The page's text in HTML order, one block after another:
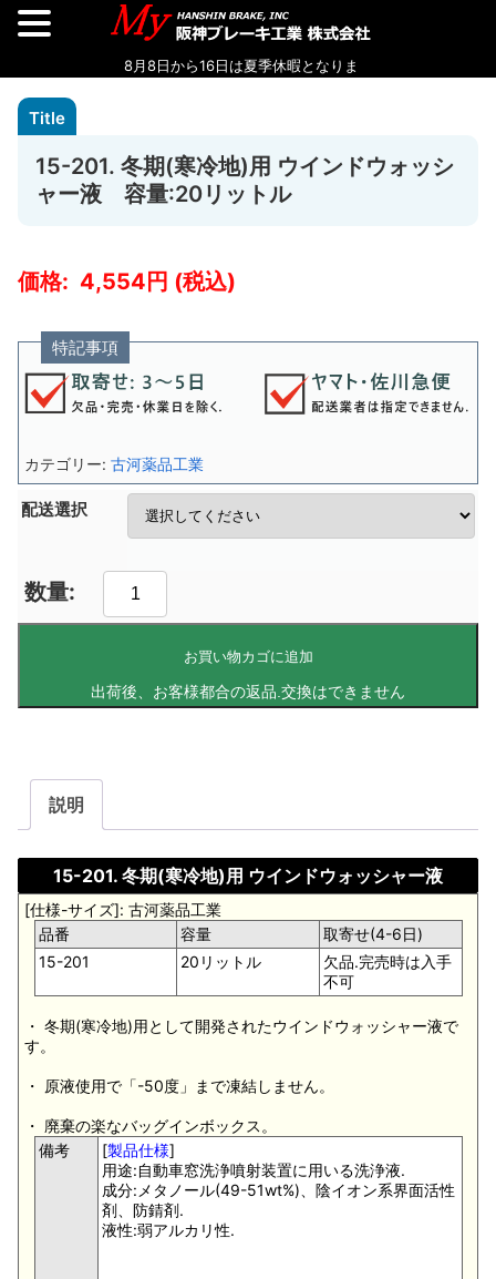
15-201. 冬期(寒冷地)用 ウインドウォッシ
ャー液 容量:20リットル
4,554
特記事項
配送選択
お買い物カゴに追加
カテゴリー: 古河薬品工業
説明
15-201. 冬期(寒冷地)用 ウインドウォッシャー液
[仕様-サイズ]: 古河薬品工業
品番
容量
取寄せ(4-6日)
15-201
20リットル
欠品.完売時は入手
不可
・ 冬期(寒冷地)用として開発されたウインドウォッシャー液で
す。
・ 原液使用で「-50度」まで凍結しません。
・ 廃棄の楽なバッグインボックス。
備考
[製品仕様]
用途:自動車窓洗浄噴射装置に用いる洗浄液.
成分:メタノール(49-51wt%)、陰イオン系界面活性
剤、防錆剤.
液性:弱アルカリ性.